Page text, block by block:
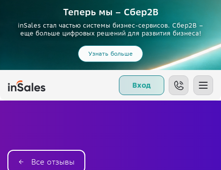
Теперь мы – Сбер2B
inSales стал частью системы бизнес-сервисов. Сбер2В –
еще больше цифровых решений для развития бизнеса!
Узнать больше
Вход
← Все отзывы